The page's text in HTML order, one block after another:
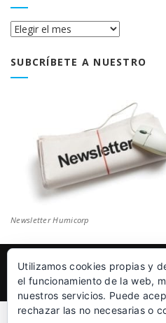
Historial
SUBCRÍBETE A NUESTRO
Newsletter Humicorp
© Humicorp Nanopolímeros
Utilizamos cookies propias y
el funcionamiento de la web,
nuestros servicios. Puede
rechazar las no necesarias o